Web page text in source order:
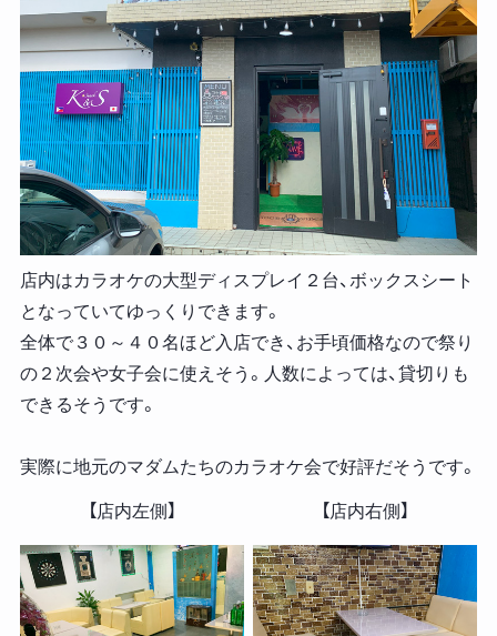
店内はカラオケの大型ディスプレイ２台、ボックスシート
となっていてゆっくりできます。
全体で３０～４０名ほど入店でき、お手頃価格なので祭り
の２次会や女子会に使えそう。人数によっては、貸切りも
できるそうです。
実際に地元のマダムたちのカラオケ会で好評だそうです。
【店内左側】 【店内右側】